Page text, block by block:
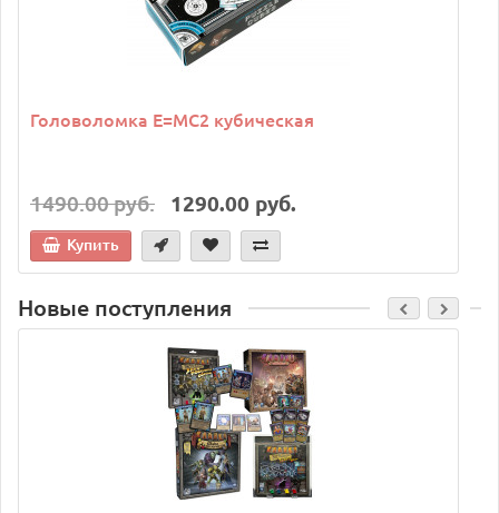
Головоломка E=MC2 кубическая
1490.00 руб. 1290.00 руб.
Купить
Новые поступления